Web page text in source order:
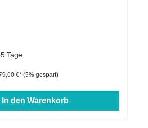
Tage
€* (5% gespart)
In den Warenkorb